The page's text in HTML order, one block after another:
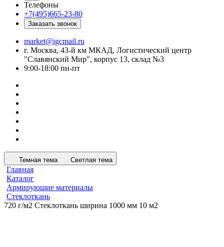
Телефоны
+7(495)665-23-80
Заказать звонок
market@igcmail.ru
г. Москва, 43-й км МКАД, Логистический центр
"Славянский Мир", корпус 13, склад №3
9:00-18:00 пн-пт
Темная тема Светлая тема
Главная
Каталог
Армирующие материалы
Стеклоткань
720 г/м2 Стеклоткань ширина 1000 мм 10 м2